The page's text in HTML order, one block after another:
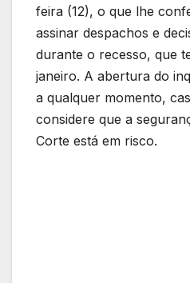
feira (12), o que lhe
assinar despachos e
durante o recesso, que
janeiro. A abertura do
a qualquer momento,
considere que a
Corte está em risco.